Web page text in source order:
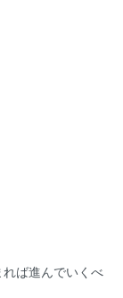
ば進んでいくべ